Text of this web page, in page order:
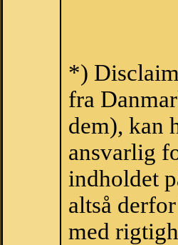
*)
fra
dem), kan
ansvarlig
indholdet
altså
med